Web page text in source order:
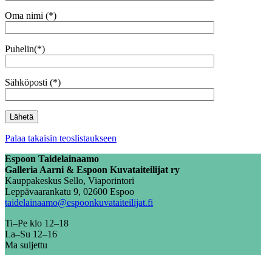
Oma nimi (*)
Puhelin(*)
Sähköposti (*)
Palaa takaisin teoslistaukseen
Espoon Taidelainaamo
Galleria Aarni & Espoon Kuvataiteilijat ry
Kauppakeskus Sello, Viaporintori
Leppävaarankatu 9, 02600 Espoo
taidelainaamo@espoonkuvataiteilijat.fi
Ti–Pe klo 12–18
La–Su 12–16
Ma suljettu